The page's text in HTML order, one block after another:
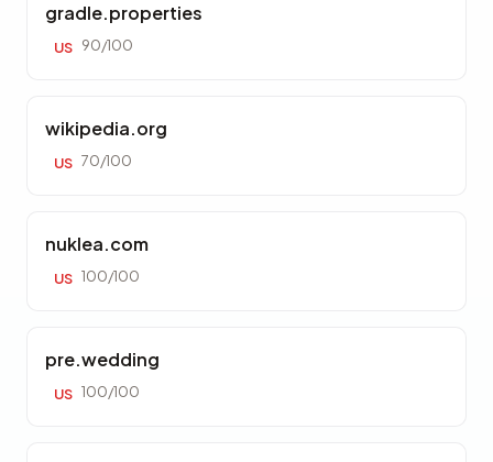
gradle.properties
US 90/100
wikipedia.org
US 70/100
nuklea.com
US 100/100
pre.wedding
US 100/100